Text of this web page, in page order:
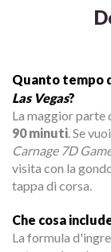
Quanto tempo
Las Vegas?
La maggior
90 minuti. Se
Carnage 7D
visita con la
tappa di corsa.
Che cosa
La formula